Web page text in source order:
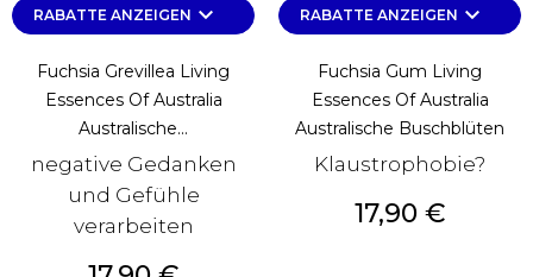
RABATTE ANZEIGEN keyboard_arrow_down
Fuchsia Grevillea Living
Essences Of Australia
Australische...
negative Gedanken
und Gefühle
verarbeiten
RABATTE ANZEIGEN keyboard_arrow_down
Fuchsia Gum Living
Essences Of Australia
Australische Buschblüten
Klaustrophobie?
Preis
17,90 €